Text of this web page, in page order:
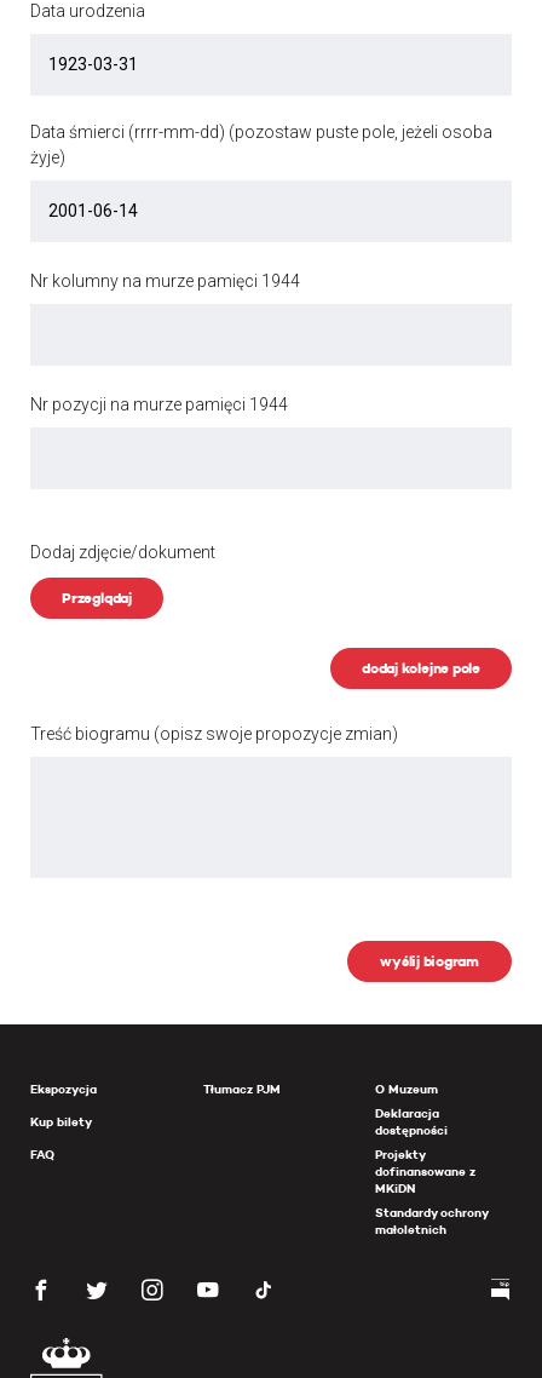
Data urodzenia
Data śmierci (rrrr-mm-dd) (pozostaw puste pole, jeżeli osoba
żyje)
Nr kolumny na murze pamięci 1944
Nr pozycji na murze pamięci 1944
Dodaj zdjęcie/dokument
Przeglądaj
dodaj kolejne pole
Treść biogramu (opisz swoje propozycje zmian)
wyślij biogram
Ekspozycja
Kup bilety
FAQ
Tłumacz PJM
O Muzeum
Deklaracja
dostępności
Projekty
dofinansowane z
MKiDN
Standardy ochrony
małoletnich